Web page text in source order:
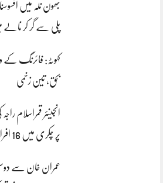
بھون نلہ میں
پلی سے گر کر نالے
کہوٹہ: فائرنگ
بحق، تین زخمی
انجینئر قمراسلام
پر چکری میں 16 افراد کا کامیاب ریسکیو
عمران خان سے